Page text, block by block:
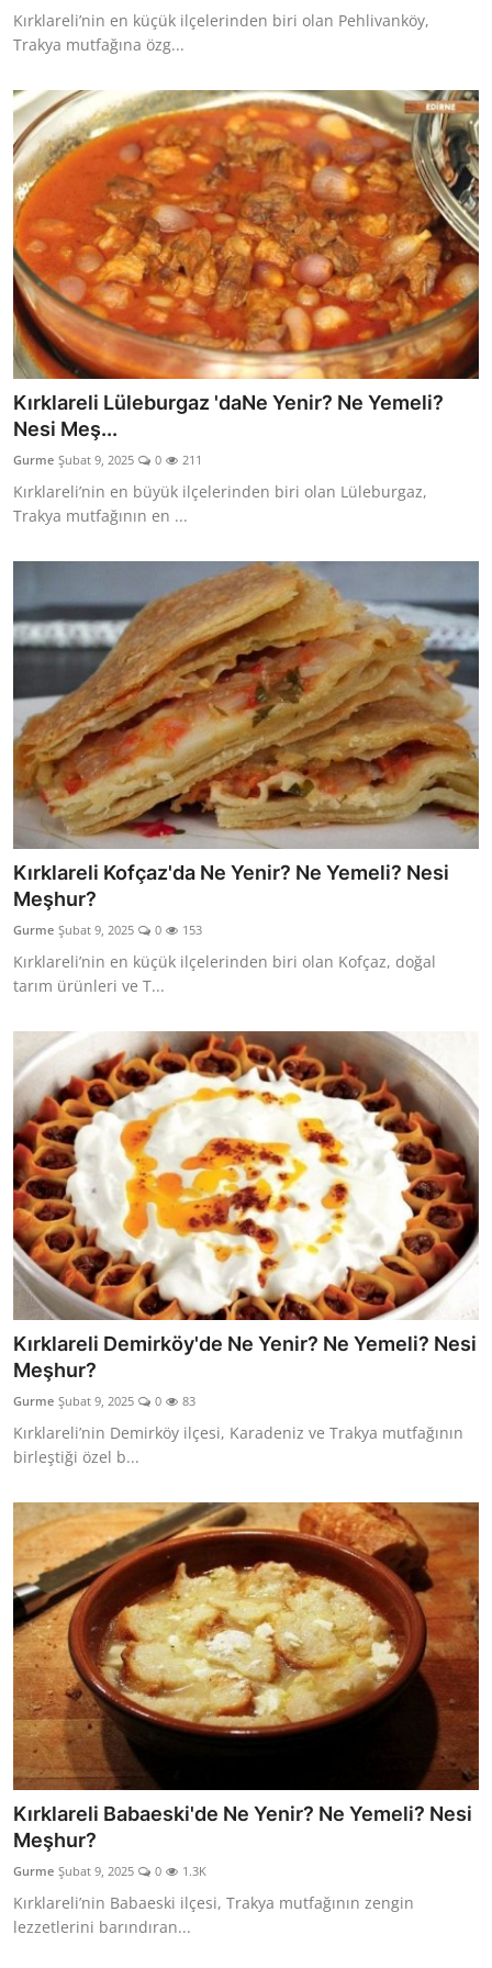
Kırklareli’nin en küçük ilçelerinden biri olan Pehlivanköy,
Trakya mutfağına özg...
Kırklareli Lüleburgaz 'daNe Yenir? Ne Yemeli?
Nesi Meş...
Gurme Şubat 9, 2025 0 211
Kırklareli’nin en büyük ilçelerinden biri olan Lüleburgaz,
Trakya mutfağının en ...
Kırklareli Kofçaz'da Ne Yenir? Ne Yemeli? Nesi
Meşhur?
Gurme Şubat 9, 2025 0 153
Kırklareli’nin en küçük ilçelerinden biri olan Kofçaz, doğal
tarım ürünleri ve T...
Kırklareli Demirköy'de Ne Yenir? Ne Yemeli? Nesi
Meşhur?
Gurme Şubat 9, 2025 0 83
Kırklareli’nin Demirköy ilçesi, Karadeniz ve Trakya mutfağının
birleştiği özel b...
Kırklareli Babaeski'de Ne Yenir? Ne Yemeli? Nesi
Meşhur?
Gurme Şubat 9, 2025 0 1.3K
Kırklareli’nin Babaeski ilçesi, Trakya mutfağının zengin
lezzetlerini barındıran...